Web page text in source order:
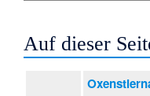
Auf dieser